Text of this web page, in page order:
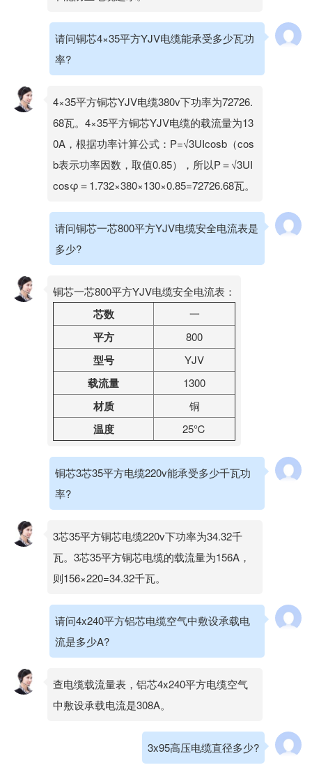
请问铜芯4×35平方YJV电缆能承受多少瓦功
率?
4×35平方铜芯YJV电缆380v下功率为72726.
68瓦。4×35平方铜芯YJV电缆的载流量为13
0A，根据功率计算公式：P=√3UIcosb（cos
b表示功率因数，取值0.85），所以P＝√3UI
cosφ＝1.732×380×130×0.85=72726.68瓦。
请问铜芯一芯800平方YJV电缆安全电流表是
多少?
铜芯一芯800平方YJV电缆安全电流表：
芯数 一
平方 800
型号 YJV
载流量 1300
材质 铜
温度 25℃
铜芯3芯35平方电缆220v能承受多少千瓦功
率?
3芯35平方铜芯电缆220v下功率为34.32千
瓦。3芯35平方铜芯电缆的载流量为156A，
则156×220=34.32千瓦。
请问4x240平方铝芯电缆空气中敷设承载电
流是多少A?
查电缆载流量表，铝芯4x240平方电缆空气
中敷设承载电流是308A。
3x95高压电缆直径多少?